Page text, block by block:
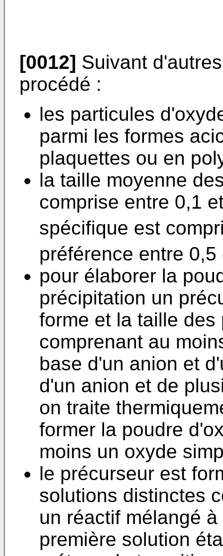
[0012] Suivant
procédé :
les particules
parmi les formes
plaquettes ou en
la taille moyenne
comprise entre 0,1
spécifique est
préférence entre 0,5
pour élaborer la
précipitation un
forme et la taille
comprenant au
base d'un anion et
d'un anion et de
on traite
former la poudre
moins un oxyde
le précurseur est
solutions distinctes
un réactif mélangé
première solution